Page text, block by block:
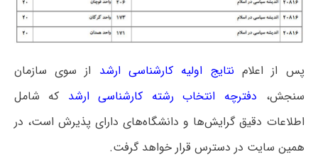
پس از اعلام نتایج اولیه کارشناسی ارشد از سوی سازمان
سنجش، دفترچه انتخاب رشته کارشناسی ارشد که شامل
اطلاعات دقیق گرایش‌ها و دانشگاه‌های دارای پذیرش است، در
همین سایت در دسترس قرار خواهد گرفت.